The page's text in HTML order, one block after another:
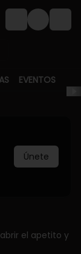
Login
EVENTOS
Únete
el apetito y